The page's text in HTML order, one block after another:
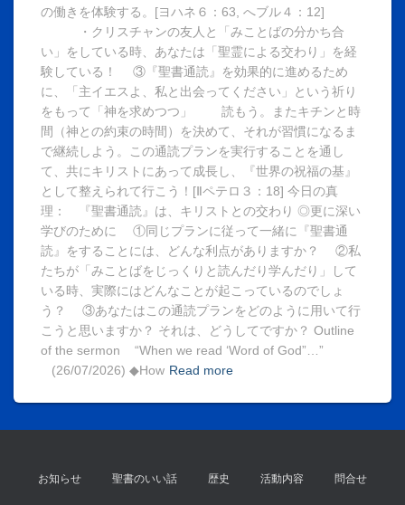
の働きを体験する。[ヨハネ６：63, へブル４：12]
・クリスチャンの友人と「みことばの分かち合
い」をしている時、あなたは「聖霊による交わり」を経
験している！ ③『聖書通読』を効果的に進めるため
に、「主イエスよ、私と出会ってください」という祈り
をもって「神を求めつつ」 読もう。またキチンと時
間（神との約束の時間）を決めて、それが習慣になるま
で継続しよう。この通読プランを実行することを通し
て、共にキリストにあって成長し、『世界の祝福の基』
として整えられて行こう！[Ⅱペテロ３：18] 今日の真
理： 『聖書通読』は、キリストとの交わり ◎更に深い
学びのために ①同じプランに従って一緒に『聖書通
読』をすることには、どんな利点がありますか？ ②私
たちが「みことばをじっくりと読んだり学んだり」して
いる時、実際にはどんなことが起こっているのでしょ
う？ ③あなたはこの通読プランをどのように用いて行
こうと思いますか？ それは、どうしてですか？ Outline
of the sermon “When we read ‘Word of God”…”
(26/07/2026) ◆How Read more
お知らせ 聖書のいい話 歴史 活動内容 問合せ